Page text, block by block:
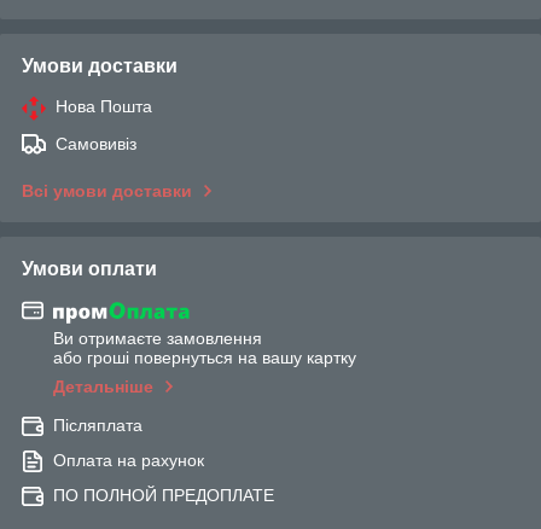
Умови доставки
Нова Пошта
Самовивіз
Всі умови доставки
Умови оплати
Ви отримаєте замовлення
або гроші повернуться на вашу картку
Детальніше
Післяплата
Оплата на рахунок
ПО ПОЛНОЙ ПРЕДОПЛАТЕ